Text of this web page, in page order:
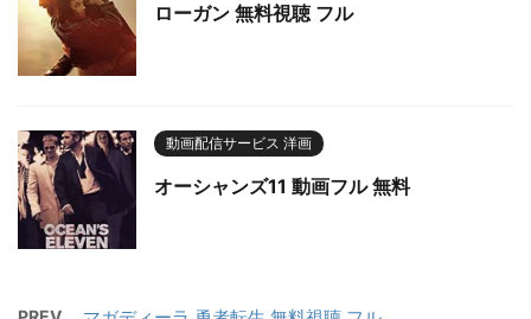
ローガン 無料視聴 フル
動画配信サービス 洋画
オーシャンズ11 動画フル 無料